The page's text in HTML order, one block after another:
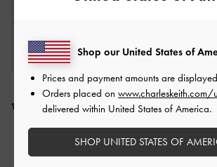
กระเป๋าถือเอฟเฟกต์ลาย
หนังจระเข้รุ่น Aubrielle-
฿2,790.00
กระเป๋าถือตกแต่งด้วย
เข็มขัดเมทัลลิครุ่น
฿2,790.00
Shop our United States of
Prices and payment amounts are
Orders placed on www.charleskeith.com/
delivered within United States of America.
SHOP UNITED STATES OF